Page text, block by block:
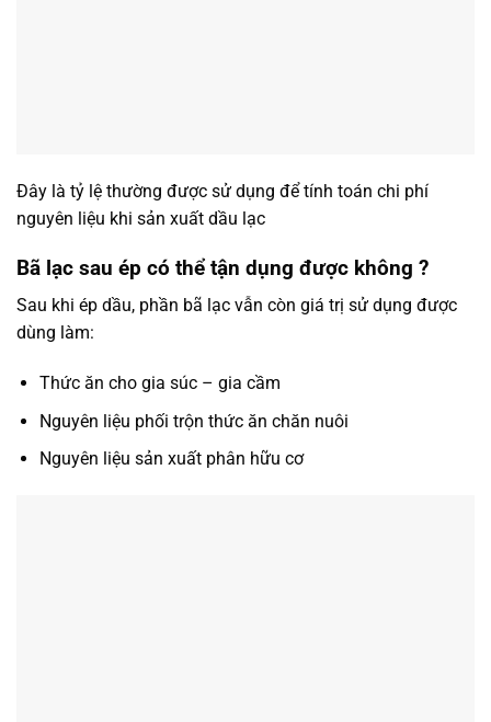
Đây là tỷ lệ thường được sử dụng để tính toán chi phí
nguyên liệu khi sản xuất dầu lạc
Bã lạc sau ép có thể tận dụng được không ?
Sau khi ép dầu, phần bã lạc vẫn còn giá trị sử dụng được
dùng làm:
Thức ăn cho gia súc – gia cầm
Nguyên liệu phối trộn thức ăn chăn nuôi
Nguyên liệu sản xuất phân hữu cơ